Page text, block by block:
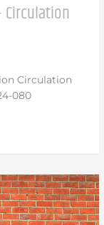
Circulation
Circulation
080